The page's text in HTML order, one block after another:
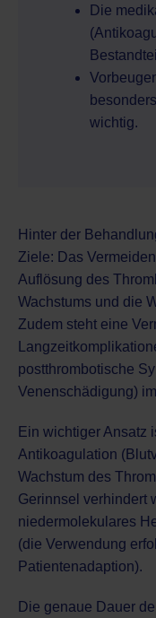
Die
wichtig.
Hinter der
Ziele: Das
Auflösung des
Wachstums und die
Zudem steht eine
postthrombotische
Venenschädigung)
Ein wichtiger Ansatz
Antikoagulation
Wachstum des
Gerinnsel verhindert
niedermolekulares
(die Verwendung
Patientenadaption).
Die genaue Dauer